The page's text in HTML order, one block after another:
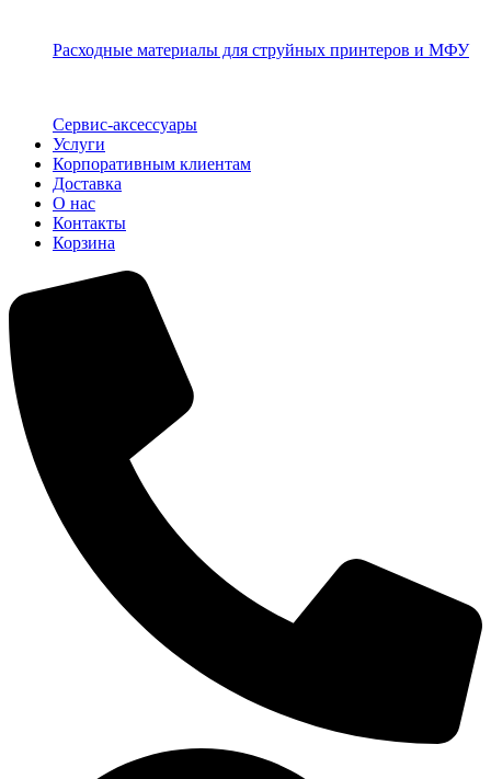
Расходные материалы для струйных принтеров и МФУ
Сервис-аксессуары
Услуги
Корпоративным клиентам
Доставка
О нас
Контакты
Корзина